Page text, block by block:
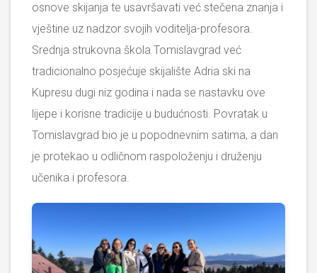
osnove skijanja te usavršavati već stečena znanja i
vještine uz nadzor svojih voditelja-profesora.
Srednja strukovna škola Tomislavgrad već
tradicionalno posjećuje skijalište Adria ski na
Kupresu dugi niz godina i nada se nastavku ove
lijepe i korisne tradicije u budućnosti. Povratak u
Tomislavgrad bio je u popodnevnim satima, a dan
je protekao u odličnom raspoloženju i druženju
učenika i profesora.